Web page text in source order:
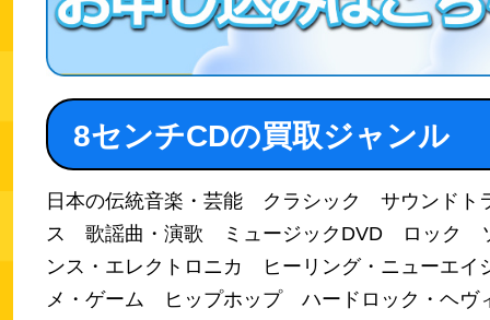
8センチCDの買取ジャンル
日本の伝統音楽・芸能 クラシック サウンド
ス 歌謡曲・演歌 ミュージックDVD ロック
ンス・エレクトロニカ ヒーリング・ニューエ
メ・ゲーム ヒップホップ ハードロック・ヘヴ